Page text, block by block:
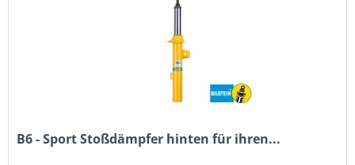
B6 - Sport Stoßdämpfer hinten für ihren...